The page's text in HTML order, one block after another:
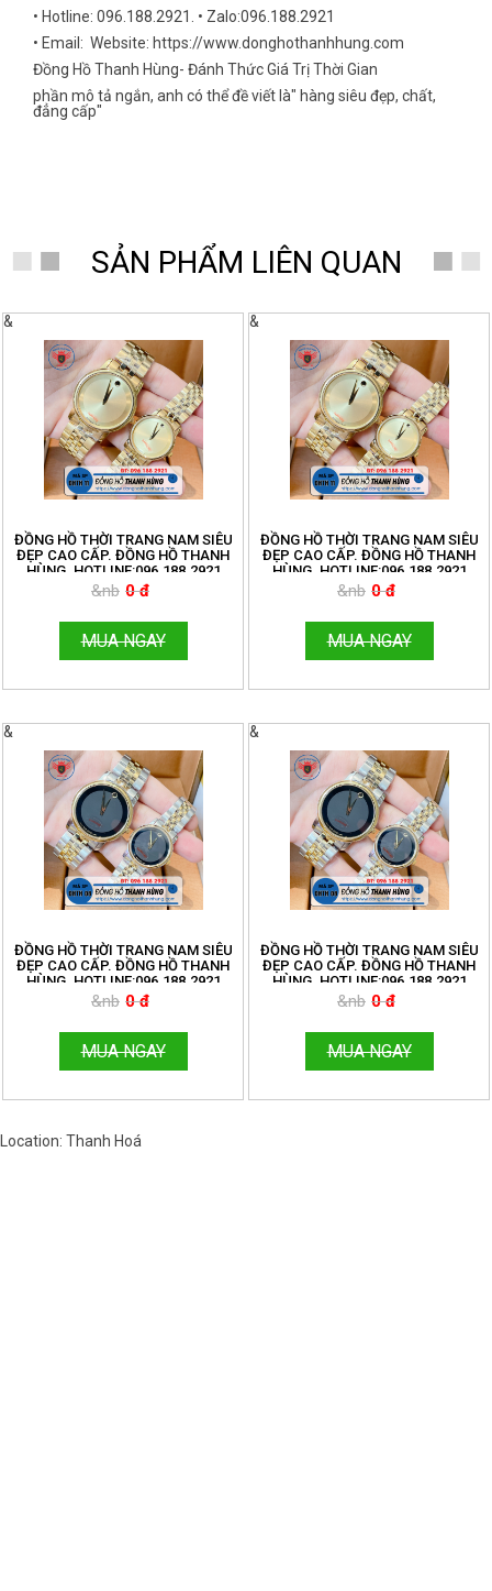
• Hotline: 096.188.2921. • Zalo:096.188.2921
• Email: Website: https://www.donghothanhhung.com
Đồng Hồ Thanh Hùng- Đánh Thức Giá Trị Thời Gian
phần mô tả ngắn, anh có thể đề viết là" hàng siêu đẹp, chất,
đẳng cấp"
SẢN PHẨM LIÊN QUAN
&
ĐỒNG HỒ THỜI TRANG NAM SIÊU
ĐẸP CAO CẤP. ĐỒNG HỒ THANH
HÙNG. HOTLINE:096.188.2921
&nb 0 đ
MUA NGAY
&
ĐỒNG HỒ THỜI TRANG NAM SIÊU
ĐẸP CAO CẤP. ĐỒNG HỒ THANH
HÙNG. HOTLINE:096.188.2921
&nb 0 đ
MUA NGAY
&
ĐỒNG HỒ THỜI TRANG NAM SIÊU
ĐẸP CAO CẤP. ĐỒNG HỒ THANH
HÙNG. HOTLINE:096.188.2921
&nb 0 đ
MUA NGAY
&
ĐỒNG HỒ THỜI TRANG NAM SIÊU
ĐẸP CAO CẤP. ĐỒNG HỒ THANH
HÙNG. HOTLINE:096.188.2921
&nb 0 đ
MUA NGAY
Location: Thanh Hoá